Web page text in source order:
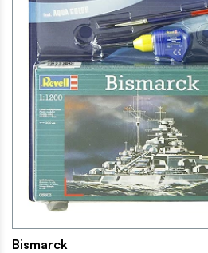
Bismarck